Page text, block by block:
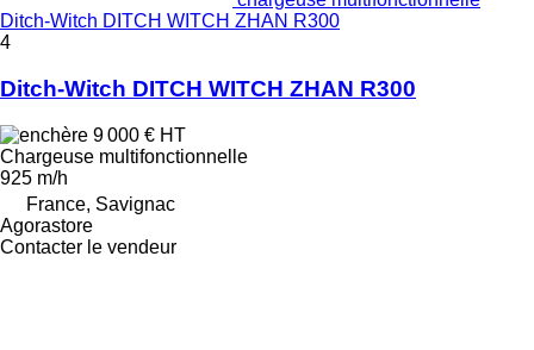
Ditch-Witch DITCH WITCH ZHAN R300
4
Ditch-Witch DITCH WITCH ZHAN R300
9 000 € HT
Chargeuse multifonctionnelle
925 m/h
France, Savignac
Agorastore
Contacter le vendeur